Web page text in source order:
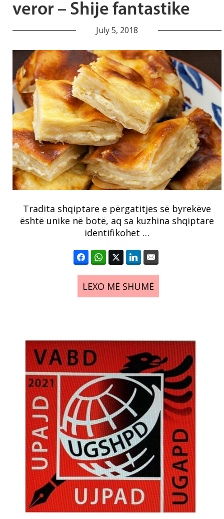
veror – Shije fantastike
July 5, 2018
Tradita shqiptare e përgatitjes së byrekëve
është unike në botë, aq sa kuzhina shqiptare
identifikohet …
LEXO MË SHUMË